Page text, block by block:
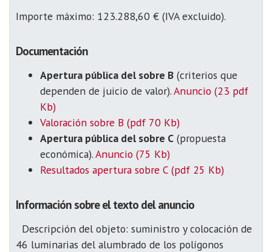
Importe máximo: 123.288,60 € (IVA excluido).
Documentación
Apertura pública del sobre B (criterios que
dependen de juicio de valor).Anuncio (23 pdf
Kb)
Valoración sobre B (pdf 70 Kb)
Apertura pública del sobre C (propuesta
económica).Anuncio (75 Kb)
Resultados apertura sobre C (pdf 25 Kb)
Información sobre el texto del anuncio
Descripción del objeto: suministro y colocación de
46 luminarias del alumbrado de los polígonos